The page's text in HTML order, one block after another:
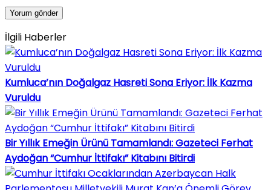
İlgili Haberler
Kumluca’nın Doğalgaz Hasreti Sona Eriyor: İlk Kazma
Vuruldu
Bir Yıllık Emeğin Ürünü Tamamlandı: Gazeteci Ferhat
Aydoğan “Cumhur İttifakı” Kitabını Bitirdi